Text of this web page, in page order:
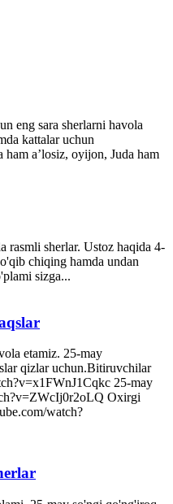
eng sara sherlarni havola
kattalar uchun
ham a’losiz, oyijon, Juda ham
rasmli sherlar. Ustoz haqida 4-
chiqing hamda undan
sizga...
etamiz. 25-may
qizlar uchun.Bitiruvchilar
25-may
Oxirgi
watch?